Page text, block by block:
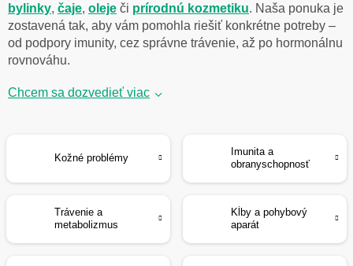
bylinky, čaje, oleje či prírodnú kozmetiku. Naša ponuka je
zostavená tak, aby vám pomohla riešiť konkrétne potreby –
od podpory imunity, cez správne trávenie, až po hormonálnu
rovnováhu.
Chcem sa dozvedieť viac
Kožné problémy
Imunita a
obranyschopnosť
Trávenie a
metabolizmus
Kĺby a pohybový
aparát